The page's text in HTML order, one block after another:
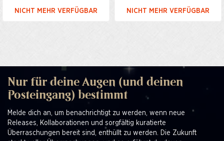
NICHT MEHR VERFÜGBAR NICHT MEHR VERFÜGBAR
Nur für deine Augen (und deinen
Posteingang) bestimmt
Melde dich an, um benachrichtigt zu werden, wenn neue
Releases, Kollaborationen und sorgfältig kuratierte
Überraschungen bereit sind, enthüllt zu werden. Die Zukunft